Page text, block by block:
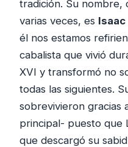
tradición. Su nombre,
varias veces, es
él nos estamos
cabalista que vivió
XVI y transformó no
todas las siguientes.
sobrevivieron gracias
principal- puesto que
que descargó su